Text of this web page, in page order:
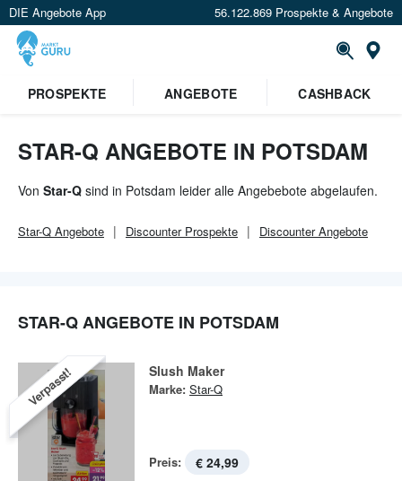
DIE Angebote App 56.122.869 Prospekte & Angebote
PROSPEKTE ANGEBOTE CASHBACK
STAR-Q ANGEBOTE IN POTSDAM
Von Star-Q sind in Potsdam leider alle Angebebote abgelaufen.
Star-Q Angebote DiscounterProspekte DiscounterAngebote
STAR-Q ANGEBOTE IN POTSDAM
Verpasst! Slush Maker
Marke: Star-Q
Preis: € 24,99